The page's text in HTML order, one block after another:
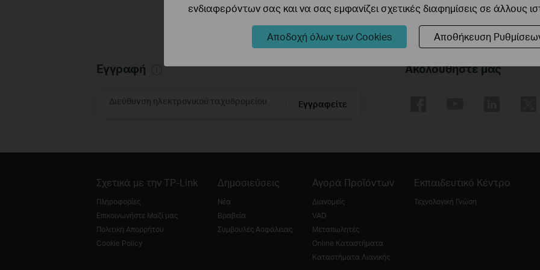
Εγγραφή
Διεύθυνση ηλεκτρονικού ταχυδρομείου Εγγραφείτε
Ακολουθήστε μας
Σχετικά με την TP-Link
Πληροφορίες
Επικοινωνήστε Μαζί μας
Πολιτική Απορρήτου
Cookie Policy
Δημοσιεύσεις
Νέα
Βραβεία
Συμβουλές Ασφάλειας
Αγορά Προϊόντων
Διανομείς
VAD
Μεταπωλητές
Online Καταστήματα
Καταστήματα Λιανικής
Εκπαιδευτικό Κέντρο
Τεχνολογική Γνώση
ενδιαφερόντων σας και να σας εμφανίζει σχετικές διαφημίσεις σε άλλους
Αποδοχή όλων των Cookies Αποθήκευση